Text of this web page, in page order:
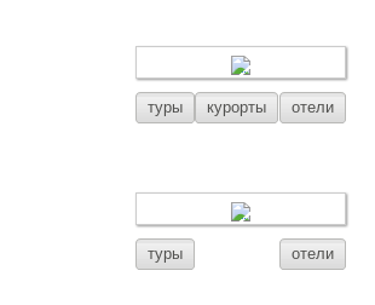
туры курорты отели
туры отели